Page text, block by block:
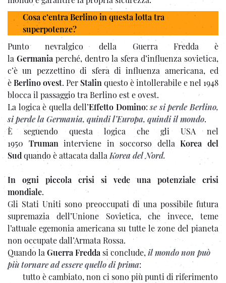
Cosa c’entra Berlino in questa lotta tra
superpotenze?
Punto nevralgico della Guerra Fredda è
la Germania perché, dentro la sfera d’influenza sovietica,
c’è un pezzettino di sfera di influenza americana, ed
èBerlino ovest. Per Stalin questo è intollerabile e nel 1948
blocca il passaggio tra Berlino est e ovest.
La logica è quella dell’Effetto Domino:se si perde Berlino,
si perde la Germania, quindi l’Europa, quindi il mondo.
È seguendo questa logica che gli USA nel
1950 Truman interviene in soccorso dellaKorea del
Sud quando è attacata dalla Korea del Nord.
In ogni piccola crisi si vede una potenziale crisi
mondiale.
Gli Stati Uniti sono preoccupati di una possibile futura
supremazia dell’Unione Sovietica, che invece, teme
l’attuale egemonia americana su tutte le zone del pianeta
non occupate dall’Armata Rossa.
Quando la Guerra Fredda si conclude, il mondo non può
più tornare ad essere quello di prima:
tutto è cambiato, non ci sono più punti di riferimento